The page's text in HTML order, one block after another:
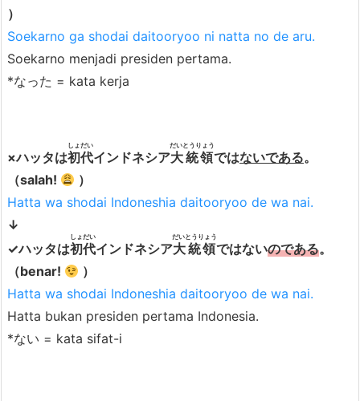
a
l
i
t
4.
1.
a
t
a
B
）
Soekarno ga shodai daitooryoo ni natta no de aru.
Soekarno menjadi presiden pertama.
*なった = kata kerja
×ハッタは初代
しょだい
インドネシア大統領
だいとうりょう
ではないである。
（salah!
）
Hatta wa shodai Indoneshia daitooryoo de wa nai.
↓
✓ハッタは初代
しょだい
インドネシア大統領
だいとうりょう
ではないのである。
（benar!
）
Hatta wa shodai Indoneshia daitooryoo de wa nai.
Hatta bukan presiden pertama Indonesia.
*ない = kata sifat-i